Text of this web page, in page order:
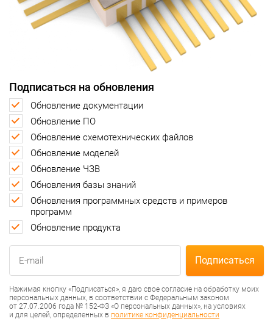
Подписаться на обновления
Обновление документации
Обновление ПО
Обновление схемотехнических файлов
Обновление моделей
Обновление ЧЗВ
Обновления базы знаний
Обновления программных средств и примеров
программ
Обновление продукта
Нажимая кнопку «Подписаться», я даю свое согласие на обработку моих
персональных данных, в соответствии с Федеральным законом
от 27.07.2006 года № 152-ФЗ «О персональных данных», на условиях
и для целей, определенных в политике конфиденциальности